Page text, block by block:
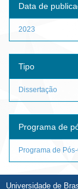
Data de
2023
Tipo
Dissertação
Programa de
Programa de Pós-
Universidade de